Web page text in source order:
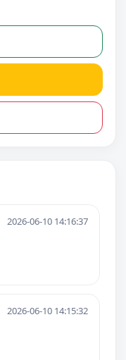
2026-06-10 14:16:37
2026-06-10 14:15:32